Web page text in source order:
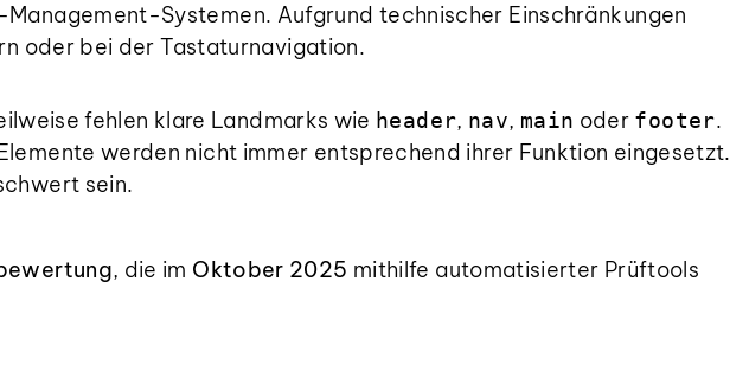
Systemen. Aufgrund technischer Einschränkungen
oder bei der Tastaturnavigation.
fehlen klare Landmarks wie header, nav, main oder footer.
werden nicht immer entsprechend ihrer Funktion eingesetzt.
sein.
, die im Oktober 2025 mithilfe automatisierter Prüftools